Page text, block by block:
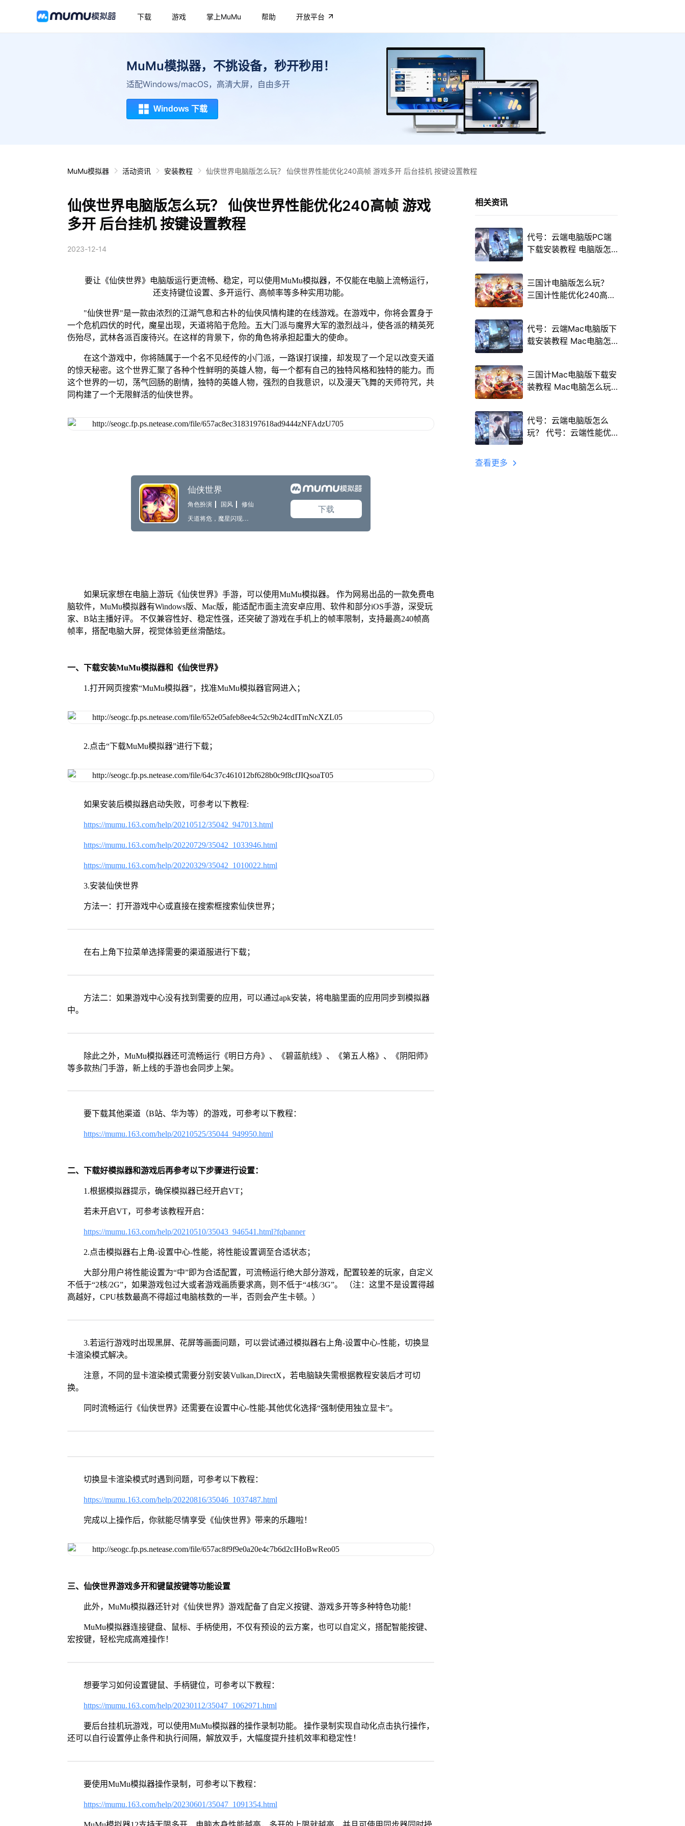
下载 游戏 掌上MuMu 帮助 开放平台
MuMu模拟器，不挑设备，秒开秒用！
适配Windows/macOS，高清大屏，自由多开
Windows 下载
MuMu模拟器 活动资讯 安装教程 仙侠世界电脑版怎么玩？ 仙侠世界性能优化240高帧 游戏多开 后台挂机 按键设置教程
仙侠世界电脑版怎么玩？ 仙侠世界性能优化240高帧 游戏
多开 后台挂机 按键设置教程
2023-12-14
要让《仙侠世界》电脑版运行更流畅、稳定，可以使用MuMu模拟器，不仅能在电脑上流畅运行，
还支持键位设置、多开运行、高帧率等多种实用功能。
"仙侠世界"是一款由浓烈的江湖气息和古朴的仙侠风情构建的在线游戏。在游戏中，你将会置身于
一个危机四伏的时代，魔星出现，天道将陷于危险。五大门派与魔界大军的激烈战斗，使各派的精英死
伤殆尽，武林各派百废待兴。在这样的背景下，你的角色将承担起重大的使命。
在这个游戏中，你将随属于一个名不见经传的小门派，一路误打误撞，却发现了一个足以改变天道
的惊天秘密。这个世界汇聚了各种个性鲜明的英雄人物，每一个都有自己的独特风格和独特的能力。而
这个世界的一切，荡气回肠的剧情，独特的英雄人物，强烈的自我意识，以及漫天飞舞的天师符咒，共
同构建了一个无限鲜活的仙侠世界。
如果玩家想在电脑上游玩《仙侠世界》手游，可以使用MuMu模拟器。 作为网易出品的一款免费电
脑软件，MuMu模拟器有Windows版、Mac版，能适配市面主流安卓应用、软件和部分iOS手游，深受玩
家、B站主播好评。 不仅兼容性好、稳定性强，还突破了游戏在手机上的帧率限制，支持最高240帧高
帧率，搭配电脑大屏，视觉体验更丝滑酷炫。
一、下载安装MuMu模拟器和《仙侠世界》
1.打开网页搜索“MuMu模拟器”，找准MuMu模拟器官网进入；
2.点击“下载MuMu模拟器”进行下载；
如果安装后模拟器启动失败，可参考以下教程:
https://mumu.163.com/help/20210512/35042_947013.html
https://mumu.163.com/help/20220729/35042_1033946.html
https://mumu.163.com/help/20220329/35042_1010022.html
3.安装仙侠世界
方法一：打开游戏中心或直接在搜索框搜索仙侠世界；
在右上角下拉菜单选择需要的渠道服进行下载；
方法二：如果游戏中心没有找到需要的应用，可以通过apk安装，将电脑里面的应用同步到模拟器
中。
除此之外，MuMu模拟器还可流畅运行《明日方舟》、《碧蓝航线》、《第五人格》、《阴阳师》
等多款热门手游，新上线的手游也会同步上架。
要下载其他渠道（B站、华为等）的游戏，可参考以下教程：
https://mumu.163.com/help/20210525/35044_949950.html
二、下载好模拟器和游戏后再参考以下步骤进行设置：
1.根据模拟器提示，确保模拟器已经开启VT；
若未开启VT，可参考该教程开启：
https://mumu.163.com/help/20210510/35043_946541.html?fqbanner
2.点击模拟器右上角-设置中心-性能，将性能设置调至合适状态；
大部分用户将性能设置为“中”即为合适配置，可流畅运行绝大部分游戏，配置较差的玩家，自定义
不低于“2核/2G”，如果游戏包过大或者游戏画质要求高，则不低于“4核/3G”。 （注：这里不是设置得越
高越好，CPU核数最高不得超过电脑核数的一半，否则会产生卡顿。）
3.若运行游戏时出现黑屏、花屏等画面问题，可以尝试通过模拟器右上角-设置中心-性能，切换显
卡渲染模式解决。
注意，不同的显卡渲染模式需要分别安装Vulkan,DirectX，若电脑缺失需根据教程安装后才可切
换。
同时流畅运行《仙侠世界》还需要在设置中心-性能-其他优化选择“强制使用独立显卡”。
切换显卡渲染模式时遇到问题，可参考以下教程：
https://mumu.163.com/help/20220816/35046_1037487.html
完成以上操作后，你就能尽情享受《仙侠世界》带来的乐趣啦！
三、仙侠世界游戏多开和键鼠按键等功能设置
此外，MuMu模拟器还针对《仙侠世界》游戏配备了自定义按键、游戏多开等多种特色功能！
MuMu模拟器连接键盘、鼠标、手柄使用，不仅有预设的云方案，也可以自定义，搭配智能按键、
宏按键，轻松完成高难操作！
想要学习如何设置键鼠、手柄键位，可参考以下教程：
https://mumu.163.com/help/20230112/35047_1062971.html
要后台挂机玩游戏，可以使用MuMu模拟器的操作录制功能。 操作录制实现自动化点击执行操作，
还可以自行设置停止条件和执行间隔，解放双手，大幅度提升挂机效率和稳定性！
要使用MuMu模拟器操作录制，可参考以下教程：
https://mumu.163.com/help/20230601/35047_1091354.html
相关资讯
代号：云端电脑版PC端
下载安装教程 电脑版怎
三国计电脑版怎么玩？
三国计性能优化240高帧
代号：云端Mac电脑版下
载安装教程 Mac电脑怎
三国计Mac电脑版下载安
装教程 Mac电脑怎么玩
代号：云端电脑版怎么
玩？ 代号：云端性能优
查看更多